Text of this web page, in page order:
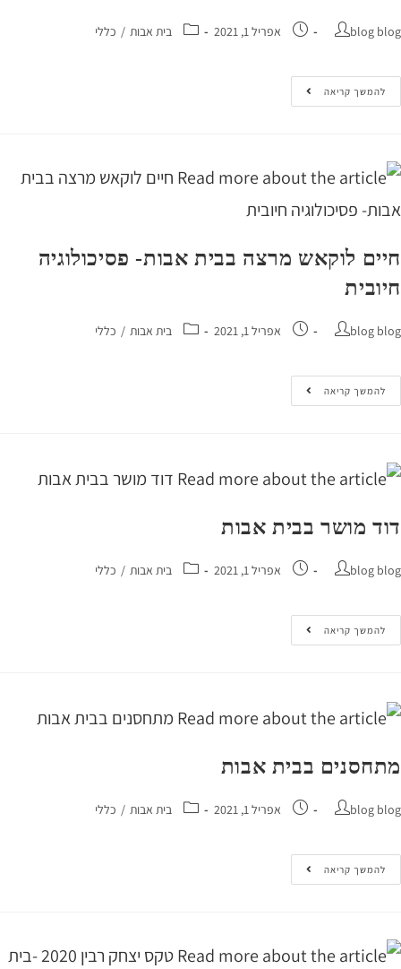
blog אפריל 1, 2021 בית אבות / כללי
קריאה
לוקאש מרצה בבית אבות- פסיכולוגיה
blog אפריל 1, 2021 בית אבות / כללי
קריאה
מושר בבית אבות
blog אפריל 1, 2021 בית אבות / כללי
קריאה
בבית אבות
blog אפריל 1, 2021 בית אבות / כללי
קריאה